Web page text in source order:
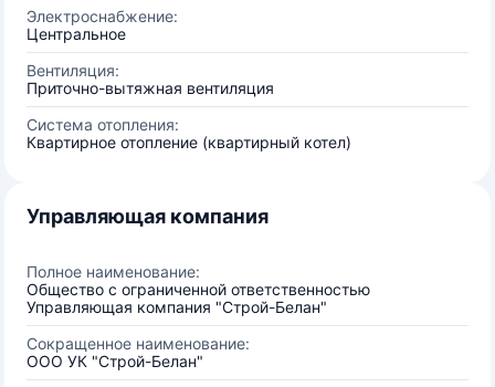
Электроснабжение:
Центральное
Вентиляция:
Приточно-вытяжная вентиляция
Система отопления:
Квартирное отопление (квартирный котел)
Управляющая компания
Полное наименование:
Общество с ограниченной ответственностью
Управляющая компания "Строй-Белан"
Сокращенное наименование:
ООО УК "Строй-Белан"